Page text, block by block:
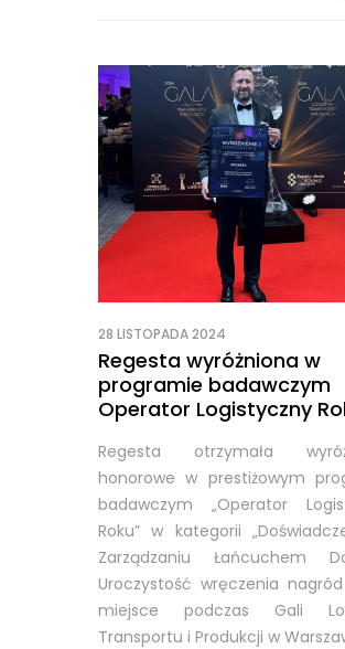
28 LISTOPADA 2024
Regesta wyróżniona w
programie badawczym
Operator Logistyczny
Regesta otrzymała
honorowe w prestiżowym
badawczym „Operator
Roku” w kategorii
Zarządzaniu Łańcuchem
Uroczystość wręczenia
miejsce podczas Gali
Transportu i Produkcji w